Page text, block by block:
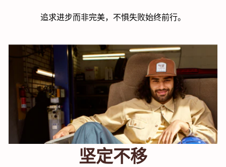
追求进步而非完美，不惧失败始终前行。
坚定不移